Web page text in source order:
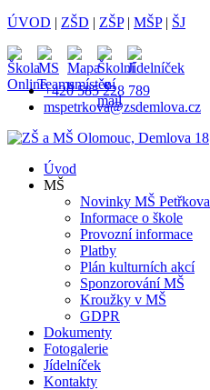
ÚVOD | ZŠD | ZŠP| MŠP| ŠJ
+420 585 228 789
mspetrkova@zsdemlova.cz
Úvod
MŠ
Novinky MŠ Petřkova
Informace o škole
Provozní informace
Platby
Plán kulturních akcí
Sponzorování MŠ
Kroužky v MŠ
GDPR
Dokumenty
Fotogalerie
Jídelníček
Kontakty